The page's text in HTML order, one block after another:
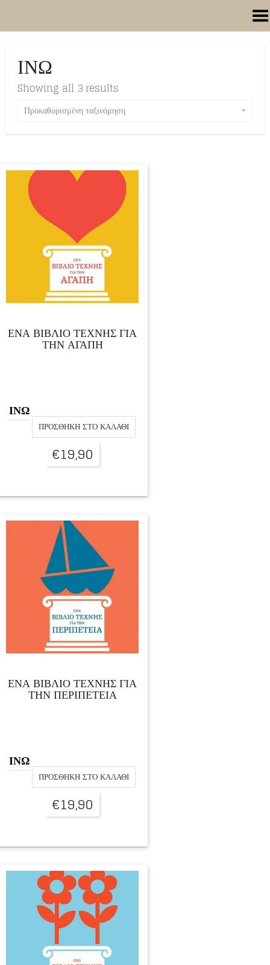
Toggle Menu
ΙΝΩ
Showing all 3 results
Προκαθορισμένη ταξινόμηση
ΕΝΑ ΒΙΒΛΙΟ ΤΕΧΝΗΣ ΓΙΑ
ΤΗΝ ΑΓΑΠΗ
ΙΝΩ
ΠΡΟΣΘΉΚΗ ΣΤΟ ΚΑΛΆΘΙ
€19,90
ΕΝΑ ΒΙΒΛΙΟ ΤΕΧΝΗΣ ΓΙΑ
ΤΗΝ ΠΕΡΙΠΕΤΕΙΑ
ΙΝΩ
ΠΡΟΣΘΉΚΗ ΣΤΟ ΚΑΛΆΘΙ
€19,90